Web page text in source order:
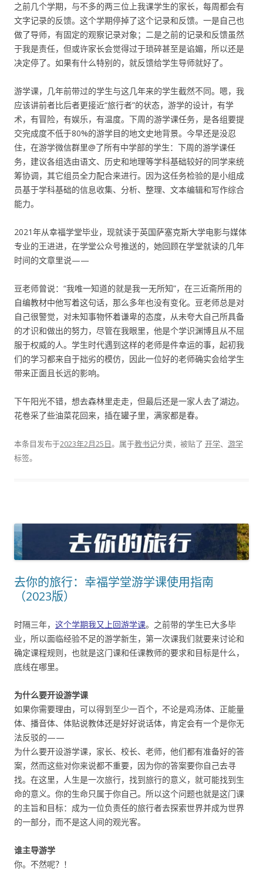
之前几个学期，与不多的两三位上我课学生的家长，每周都会有
文字记录的反馈。这个学期停掉了这个记录和反馈。一是自己也
做了导师，有固定的观察记录对象；二是之前的记录和反馈虽然
于我是责任，但或许家长会觉得过于琐碎甚至是谄媚，所以还是
决定停了。如果有什么特别的，就反馈给学生导师就好了。
游学课，几年前带过的学生与这几年来的学生截然不同。嗯，我
应该讲前者比后者更接近“旅行者”的状态，游学的设计，有学
术，有冒险，有娱乐，有温度。下周的游学课任务，是各组要提
交完成度不低于80%的游学目的地文史地背景。今早还是没忍
住，在游学微信群里@了所有中学部的学生：下周的游学课任
务，建议各组选由语文、历史和地理等学科基础较好的同学来统
筹协调，其它组员全力配合来进行。因为这任务检验的是小组成
员基于学科基础的信息收集、分析、整理、文本编辑和写作综合
能力。
2021年从幸福学堂毕业，现就读于英国萨塞克斯大学电影与媒体
专业的王进进，在学堂公众号推送的，她回顾在学堂就读的几年
时间的文章里说——
豆老师曾说：“我唯一知道的就是我一无所知”，在三近斋所用的
自编教材中他写着这句话，那么多年也没有变化。豆老师总是对
自己很警觉，对未知事物怀着谦卑的态度，从未夸大自己所具备
的才识和做出的努力，尽管在我眼里，他是个学识渊博且从不屈
服于权威的人。学生时代遇到这样的老师是件幸运的事，起初我
们的学习都来自于拙劣的模仿，因此一位好的老师确实会给学生
带来正面且长远的影响。
下午阳光不错，想去森林里走走，但最后还是一家人去了湖边。
花卷采了些油菜花回来，插在罐子里，满家都是春。
本条目发布于2023年2月25日。属于教书记分类，被贴了 开学、 游学
标签。
去你的旅行：幸福学堂游学课使用指南
（2023版）
时隔三年， 这个学期我又上回游学课。之前带的学生已大多毕
业，所以面临经验不足的游学新生，第一次课我们就要来讨论和
确定课程规则，也就是这门课和任课教师的要求和目标是什么，
底线在哪里。
为什么要开设游学课
如果你需要理由，可以得到至少一百个，不论是鸡汤体、正能量
体、播音体、体贴说教体还是好好说话体，肯定会有一个是你无
法反驳的——
为什么要开设游学课，家长、校长、老师，他们都有准备好的答
案，然而这些对你来说都不重要，因为你的答案要你自己去寻
找。在这里，人生是一次旅行，找到旅行的意义，就可能找到生
命的意义。你的生命只属于你自己。所以这个问题也就是这门课
的主旨和目标：成为一位负责任的旅行者去探索世界并成为世界
的一部分，而不是这人间的观光客。
谁主导游学
你。不然呢？！